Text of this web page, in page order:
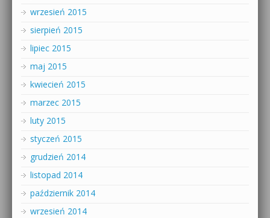
wrzesień 2015
sierpień 2015
lipiec 2015
maj 2015
kwiecień 2015
marzec 2015
luty 2015
styczeń 2015
grudzień 2014
listopad 2014
październik 2014
wrzesień 2014